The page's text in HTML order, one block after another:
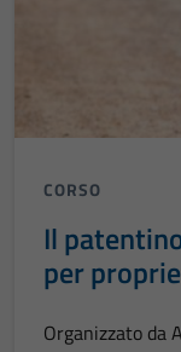
CORSO
Il
per
Organizzato da